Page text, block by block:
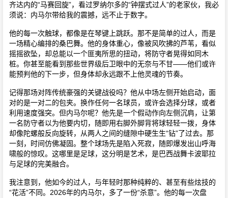
齐达内的“马赛回旋”，看过罗纳尔多的“钟摆式过人”的老家伙，我必
须说：内马尔带给我的震撼，远不止于数字。
他的每一次触球，都像是在琴键上跳跃。那不是简单的过人，而是
一场精心编排的桑巴舞。他的身体重心，像被风吹拂的芦苇，看似
摇摇欲坠，却总能以一个匪夷所思的扭动，将防守者晃得如同木
桩。你甚至能看到那些世界级后卫眼中的无奈与不甘——他们或许
能预判他的下一步，但身体却永远跟不上他灵魂的节奏。
记得那场对阵传统豪强的关键战役吗？他从中场左侧开始启动，面
对的是一对二的包夹。换作任何一名球员，或许会选择分球，或者
利用速度强突。但内马尔呢？他先是一个假动作向左侧沉肩，让第
一名防守者以为他要内切，随即用右脚外脚背将球轻轻一拨，身体
却像陀螺般反向旋转，从两人之间的缝隙中硬生生“钻”了过去。那
一刻，时间仿佛凝固。整个球场先是陷入死寂，随即爆发出山呼海
啸般的惊叹。这哪里是足球，这分明是艺术，是巴西战舞卡波耶拉
与足球的完美融合。
我注意到，他如今的过人，与年轻时那种纯粹的、甚至有些炫技的
“花活”不同。2026年的内马尔，多了一份“杀意”。他的每一次盘